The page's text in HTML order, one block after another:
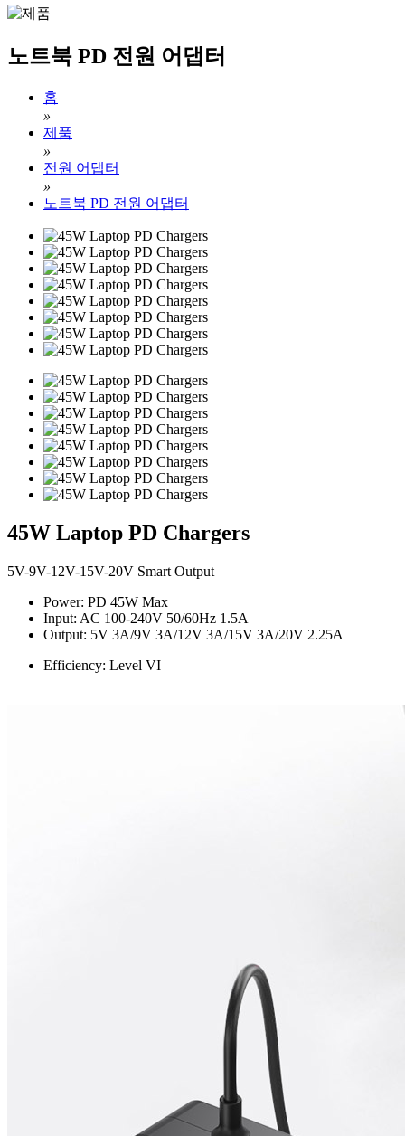
노트북 PD 전원 어댑터
홈
»
제품
»
전원 어댑터
»
노트북 PD 전원 어댑터
45W Laptop PD Chargers
5V-9V-12V-15V-20V Smart Output
Power: PD 45W Max
Input: AC 100-240V 50/60Hz 1.5A
Output: 5V 3A/9V 3A/12V 3A/15V 3A/20V 2.25A
Efficiency: Level VI